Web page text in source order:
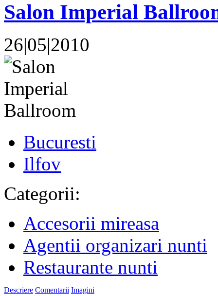
Salon Imperial
26|05|2010
Bucuresti
Ilfov
Categorii:
Accesorii mireasa
Agentii organizari nunti
Restaurante nunti
Descriere Comentarii Imagini